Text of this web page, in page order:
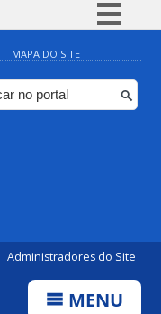
Simplifique!
Comunica BR
Participe
MAPA DO SITE
Administradores do Site
MENU